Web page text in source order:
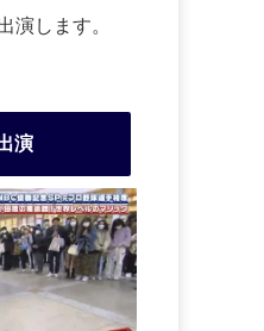
演します。
演